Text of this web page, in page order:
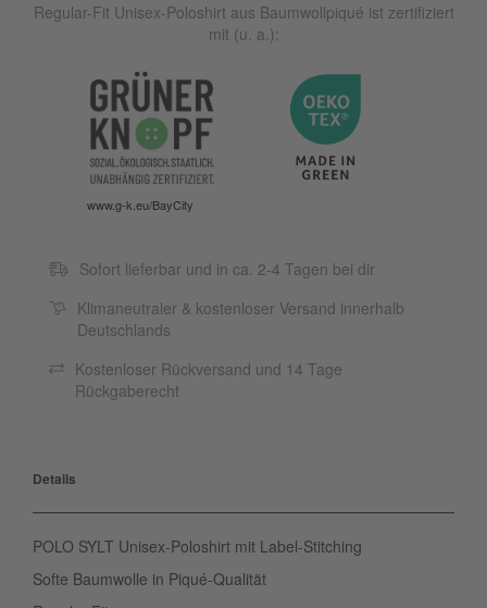
Regular-Fit Unisex-Poloshirt aus Baumwollpiqué ist zertifiziert
mit (u. a.):
www.g-k.eu/BayCity
Sofort lieferbar und in ca. 2-4 Tagen bei dir
Klimaneutraler & kostenloser Versand innerhalb
Deutschlands
Kostenloser Rückversand und 14 Tage
Rückgaberecht
Details
POLO SYLT Unisex-Poloshirt mit Label-Stitching
Softe Baumwolle in Piqué-Qualität